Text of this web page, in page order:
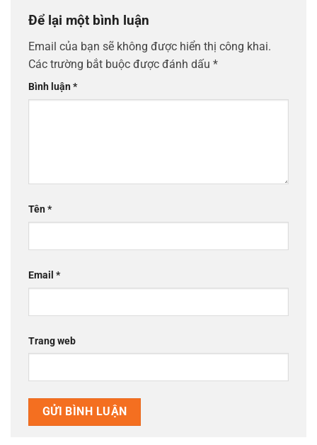
Để lại một bình luận
Email của bạn sẽ không được hiển thị công khai.
Các trường bắt buộc được đánh dấu *
Bình luận*
Tên*
Email *
Trang web